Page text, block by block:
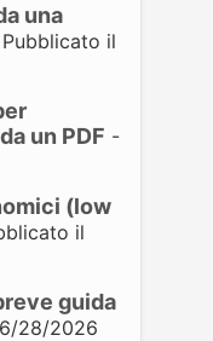
una
il
un PDF -
(low
il
guida
28/2026